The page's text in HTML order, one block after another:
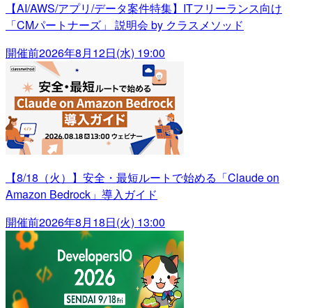
【AI/AWS/アプリ/データ案件特集】ITフリーランス向け
「CMパートナーズ」 説明会 by クラスメソッド
開催前2026年8月12日(水) 19:00
【8/18（火）】安全・最短ルートで始める「Claude on
Amazon Bedrock」導入ガイド
開催前2026年8月18日(火) 13:00